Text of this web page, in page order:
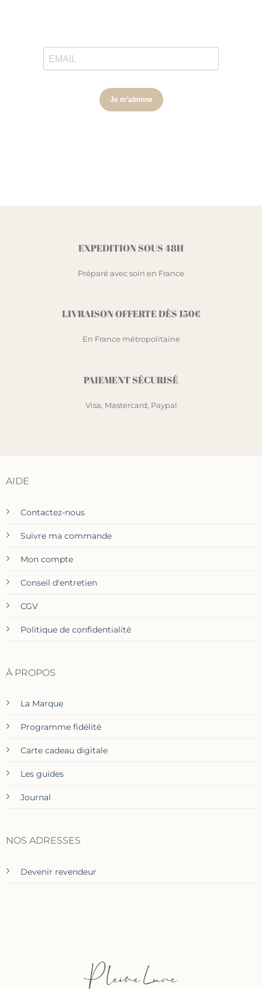
EXPEDITION SOUS 48H
Préparé avec soin en France
LIVRAISON OFFERTE DÈS 150€
En France métropolitaine
PAIEMENT SÉCURISÉ
Visa, Mastercard, Paypal
AIDE
Contactez-nous
Suivre ma commande
Mon compte
Conseil d'entretien
CGV
Politique de confidentialité
À PROPOS
La Marque
Programme fidélité
Carte cadeau digitale
Les guides
Journal
NOS ADRESSES
Devenir revendeur